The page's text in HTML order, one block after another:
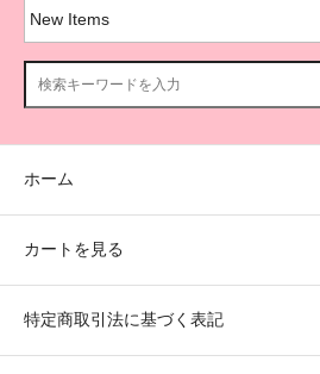
ホーム
カートを見る
特定商取引法に基づく表記